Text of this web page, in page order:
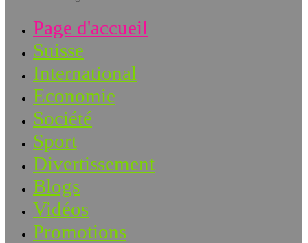
Page d'accueil
Suisse
International
Economie
Société
Sport
Divertissement
Blogs
Vidéos
Promotions